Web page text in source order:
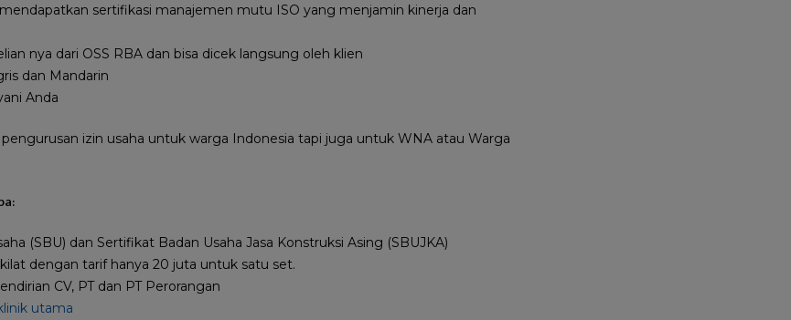
sertifikasi manajemen mutu ISO yang menjamin kinerja dan
nya dari OSS RBA dan bisa dicek langsung oleh klien
dan Mandarin
Anda
izin usaha untuk warga Indonesia tapi juga untuk WNA atau Warga
(SBU) dan Sertifikat Badan Usaha Jasa Konstruksi Asing (SBUJKA)
dengan tarif hanya 20 juta untuk satu set.
CV, PT dan PT Perorangan
utama